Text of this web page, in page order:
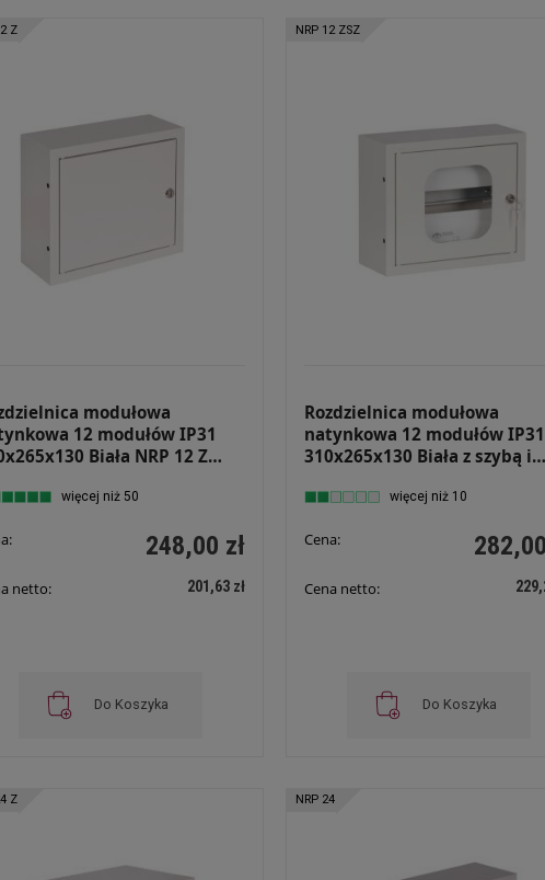
Z
modułowa
12 modułów IP31
Biała NRP 12 Z
więcej niż 50
248,00 zł
netto: 201,63 zł
Do Koszyka
NRP 12 ZSZ
Rozdzielnica modułowa
natynkowa 12 modułów IP31
310x265x130 Biała z szybą i
więcej niż 10
Cena:
Cena netto:
Do Koszyka
Z NRP 24